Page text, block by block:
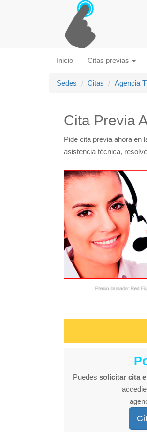
Inicio Citas previas
Sedes Citas Agencia
Cita Previa
Pide cita previa ahora en
asistencia técnica,
Puedes solicitar cita